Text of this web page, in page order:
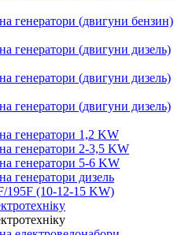
генератори (двигуни бензин)
генератори (двигуни дизель)
генератори (двигуни дизель)
генератори (двигуни дизель)
генератори 1,2 KW
генератори 2-3,5 KW
генератори 5-6 KW
генератори дизель
195F (10-12-15 KW)